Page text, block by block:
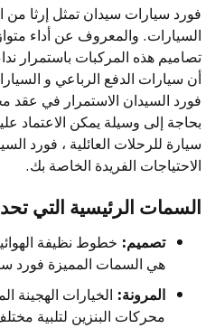
فورد سيارات سيدان تمثل إرثا من
السيارات. والمعروف عن أداء
تصاميم هذه المركبات باستمرار
أن سيارات الدفع الرباعي و
فورد السيدان الاستمرار في عقد
بحاجة إلى وسيلة يمكن الاعتماد
سيارة للرحلات العائلية ، فورد
الاحتياجات الفريدة الخاصة بك.
السمات الرئيسية التي
تصميم: خطوط نظيفة
هي السمات المميزة فورد
المرونة: الخيارات الهجينة
محركات البنزين لتلبية